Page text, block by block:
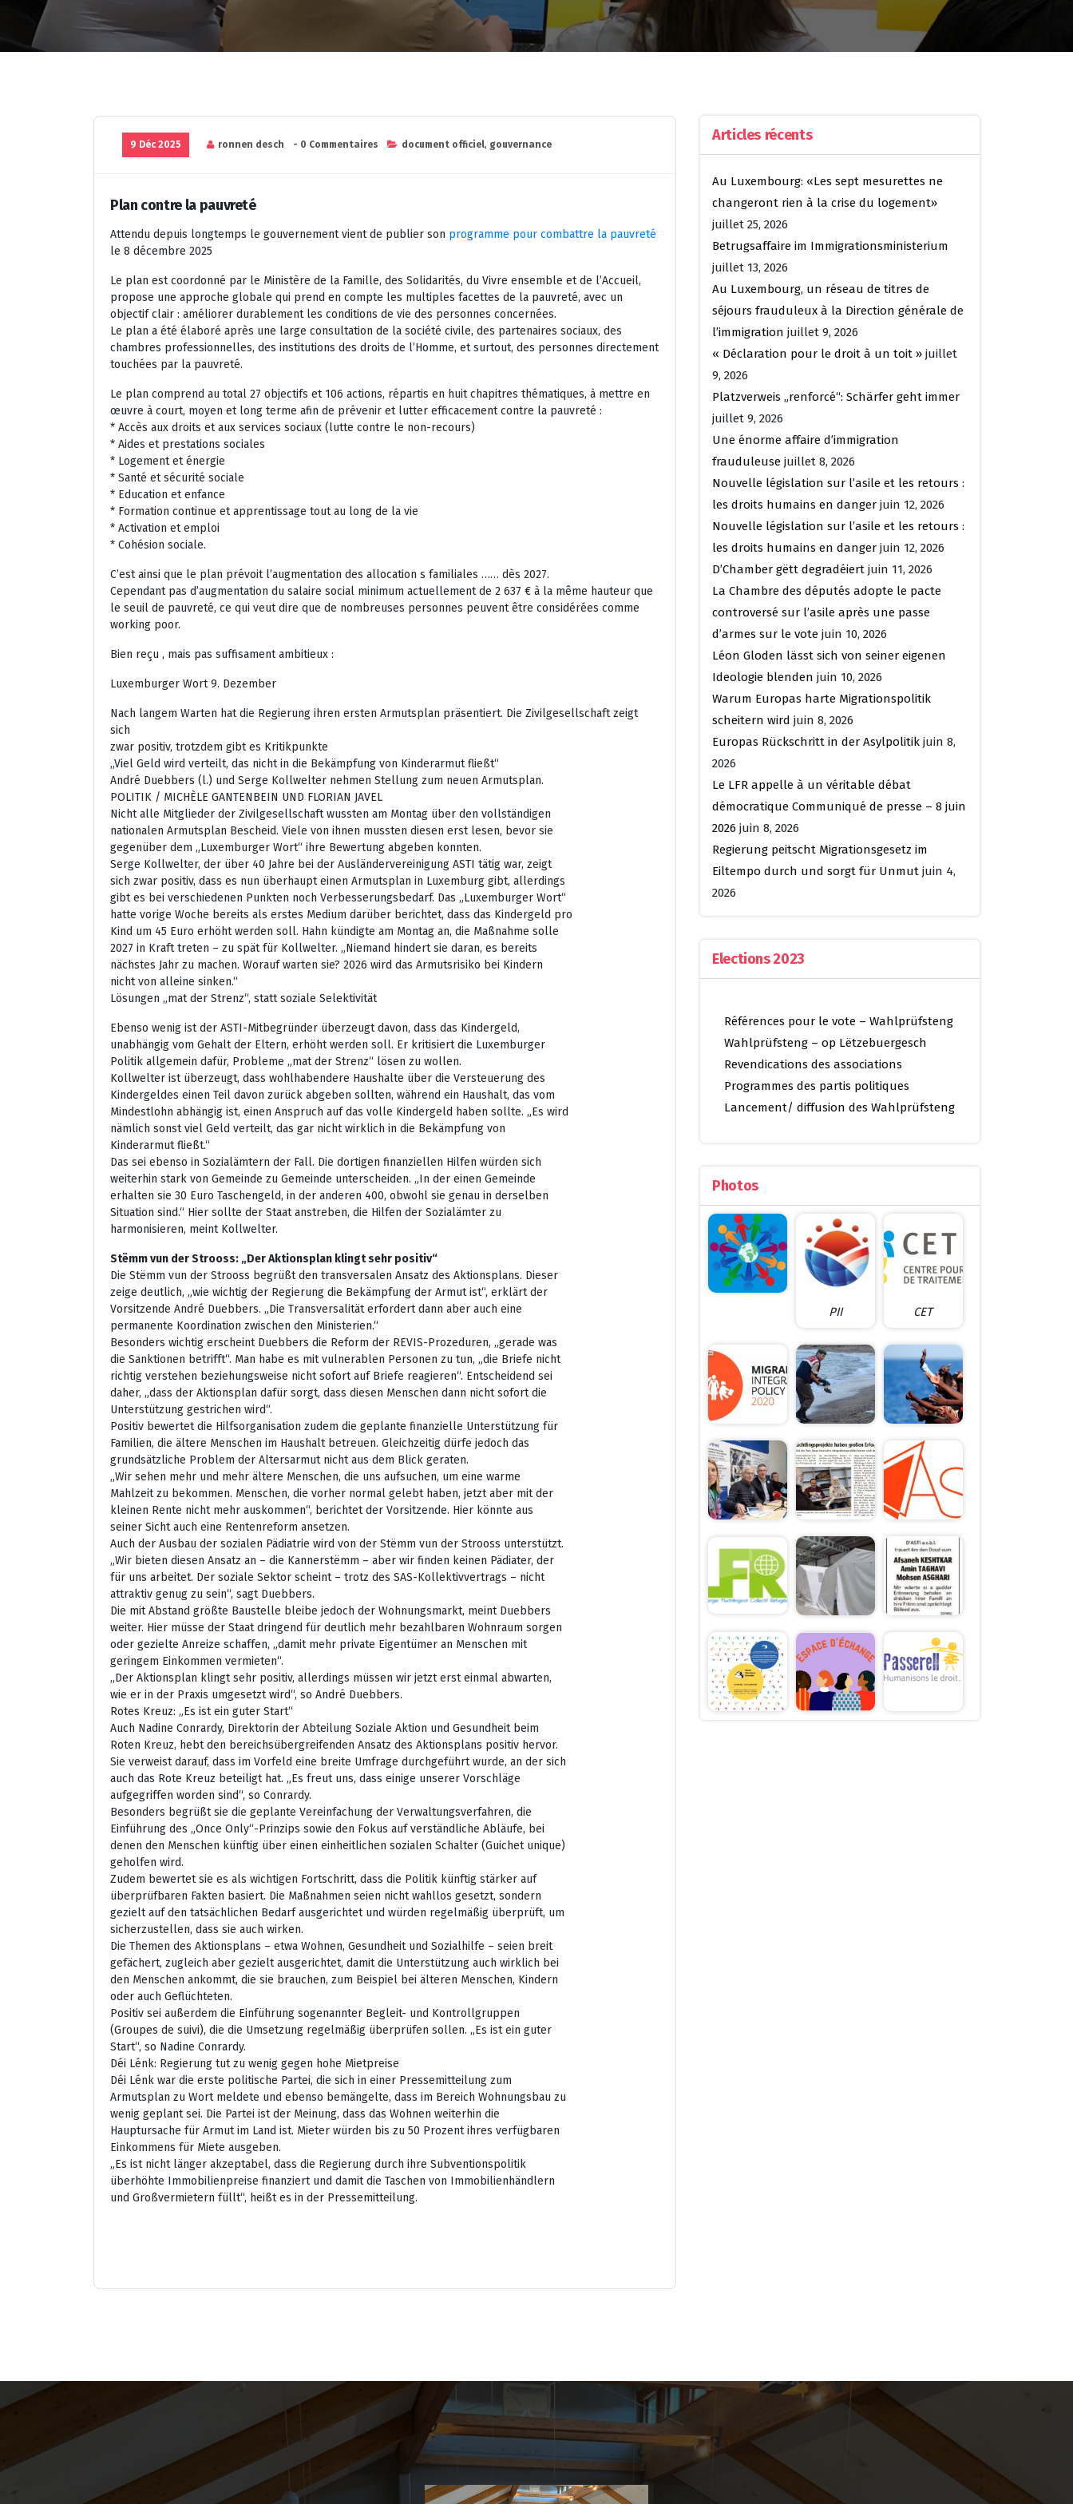
9 Déc 2025 ronnen desch - 0 Commentaires document officiel, gouvernance
Plan contre la pauvreté
Attendu depuis longtemps le gouvernement vient de publier son programme pour combattre la pauvreté
le 8 décembre 2025
Le plan est coordonné par le Ministère de la Famille, des Solidarités, du Vivre ensemble et de l’Accueil,
propose une approche globale qui prend en compte les multiples facettes de la pauvreté, avec un
objectif clair : améliorer durablement les conditions de vie des personnes concernées.
Le plan a été élaboré après une large consultation de la société civile, des partenaires sociaux, des
chambres professionnelles, des institutions des droits de l’Homme, et surtout, des personnes directement
touchées par la pauvreté.
Le plan comprend au total 27 objectifs et 106 actions, répartis en huit chapitres thématiques, à mettre en
œuvre à court, moyen et long terme afin de prévenir et lutter efficacement contre la pauvreté :
* Accès aux droits et aux services sociaux (lutte contre le non-recours)
* Aides et prestations sociales
* Logement et énergie
* Santé et sécurité sociale
* Education et enfance
* Formation continue et apprentissage tout au long de la vie
* Activation et emploi
* Cohésion sociale.
C’est ainsi que le plan prévoit l’augmentation des allocation s familiales …… dès 2027.
Cependant pas d’augmentation du salaire social minimum actuellement de 2 637 € à la même hauteur que
le seuil de pauvreté, ce qui veut dire que de nombreuses personnes peuvent être considérées comme
working poor.
Bien reçu , mais pas suffisament ambitieux :
Luxemburger Wort 9. Dezember
Nach langem Warten hat die Regierung ihren ersten Armutsplan präsentiert. Die Zivilgesellschaft zeigt
sich
zwar positiv, trotzdem gibt es Kritikpunkte
„Viel Geld wird verteilt, das nicht in die Bekämpfung von Kinderarmut fließt“
André Duebbers (l.) und Serge Kollwelter nehmen Stellung zum neuen Armutsplan.
POLITIK / MICHÈLE GANTENBEIN UND FLORIAN JAVEL
Nicht alle Mitglieder der Zivilgesellschaft wussten am Montag über den vollständigen
nationalen Armutsplan Bescheid. Viele von ihnen mussten diesen erst lesen, bevor sie
gegenüber dem „Luxemburger Wort“ ihre Bewertung abgeben konnten.
Serge Kollwelter, der über 40 Jahre bei der Ausländervereinigung ASTI tätig war, zeigt
sich zwar positiv, dass es nun überhaupt einen Armutsplan in Luxemburg gibt, allerdings
gibt es bei verschiedenen Punkten noch Verbesserungsbedarf. Das „Luxemburger Wort“
hatte vorige Woche bereits als erstes Medium darüber berichtet, dass das Kindergeld pro
Kind um 45 Euro erhöht werden soll. Hahn kündigte am Montag an, die Maßnahme solle
2027 in Kraft treten – zu spät für Kollwelter. „Niemand hindert sie daran, es bereits
nächstes Jahr zu machen. Worauf warten sie? 2026 wird das Armutsrisiko bei Kindern
nicht von alleine sinken.“
Lösungen „mat der Strenz“, statt soziale Selektivität
Ebenso wenig ist der ASTI-Mitbegründer überzeugt davon, dass das Kindergeld,
unabhängig vom Gehalt der Eltern, erhöht werden soll. Er kritisiert die Luxemburger
Politik allgemein dafür, Probleme „mat der Strenz“ lösen zu wollen.
Kollwelter ist überzeugt, dass wohlhabendere Haushalte über die Versteuerung des
Kindergeldes einen Teil davon zurück abgeben sollten, während ein Haushalt, das vom
Mindestlohn abhängig ist, einen Anspruch auf das volle Kindergeld haben sollte. „Es wird
nämlich sonst viel Geld verteilt, das gar nicht wirklich in die Bekämpfung von
Kinderarmut fließt.“
Das sei ebenso in Sozialämtern der Fall. Die dortigen finanziellen Hilfen würden sich
weiterhin stark von Gemeinde zu Gemeinde unterscheiden. „In der einen Gemeinde
erhalten sie 30 Euro Taschengeld, in der anderen 400, obwohl sie genau in derselben
Situation sind.“ Hier sollte der Staat anstreben, die Hilfen der Sozialämter zu
harmonisieren, meint Kollwelter.
Stëmm vun der Strooss: „Der Aktionsplan klingt sehr positiv“
Die Stëmm vun der Strooss begrüßt den transversalen Ansatz des Aktionsplans. Dieser
zeige deutlich, „wie wichtig der Regierung die Bekämpfung der Armut ist“, erklärt der
Vorsitzende André Duebbers. „Die Transversalität erfordert dann aber auch eine
permanente Koordination zwischen den Ministerien.“
Besonders wichtig erscheint Duebbers die Reform der REVIS-Prozeduren, „gerade was
die Sanktionen betrifft“. Man habe es mit vulnerablen Personen zu tun, „die Briefe nicht
richtig verstehen beziehungsweise nicht sofort auf Briefe reagieren“. Entscheidend sei
daher, „dass der Aktionsplan dafür sorgt, dass diesen Menschen dann nicht sofort die
Unterstützung gestrichen wird“.
Positiv bewertet die Hilfsorganisation zudem die geplante finanzielle Unterstützung für
Familien, die ältere Menschen im Haushalt betreuen. Gleichzeitig dürfe jedoch das
grundsätzliche Problem der Altersarmut nicht aus dem Blick geraten.
„Wir sehen mehr und mehr ältere Menschen, die uns aufsuchen, um eine warme
Mahlzeit zu bekommen. Menschen, die vorher normal gelebt haben, jetzt aber mit der
kleinen Rente nicht mehr auskommen“, berichtet der Vorsitzende. Hier könnte aus
seiner Sicht auch eine Rentenreform ansetzen.
Auch der Ausbau der sozialen Pädiatrie wird von der Stëmm vun der Strooss unterstützt.
„Wir bieten diesen Ansatz an – die Kannerstëmm – aber wir finden keinen Pädiater, der
für uns arbeitet. Der soziale Sektor scheint – trotz des SAS-Kollektivvertrags – nicht
attraktiv genug zu sein“, sagt Duebbers.
Die mit Abstand größte Baustelle bleibe jedoch der Wohnungsmarkt, meint Duebbers
weiter. Hier müsse der Staat dringend für deutlich mehr bezahlbaren Wohnraum sorgen
oder gezielte Anreize schaffen, „damit mehr private Eigentümer an Menschen mit
geringem Einkommen vermieten“.
„Der Aktionsplan klingt sehr positiv, allerdings müssen wir jetzt erst einmal abwarten,
wie er in der Praxis umgesetzt wird“, so André Duebbers.
Rotes Kreuz: „Es ist ein guter Start“
Auch Nadine Conrardy, Direktorin der Abteilung Soziale Aktion und Gesundheit beim
Roten Kreuz, hebt den bereichsübergreifenden Ansatz des Aktionsplans positiv hervor.
Sie verweist darauf, dass im Vorfeld eine breite Umfrage durchgeführt wurde, an der sich
auch das Rote Kreuz beteiligt hat. „Es freut uns, dass einige unserer Vorschläge
aufgegriffen worden sind“, so Conrardy.
Besonders begrüßt sie die geplante Vereinfachung der Verwaltungsverfahren, die
Einführung des „Once Only“-Prinzips sowie den Fokus auf verständliche Abläufe, bei
denen den Menschen künftig über einen einheitlichen sozialen Schalter (Guichet unique)
geholfen wird.
Zudem bewertet sie es als wichtigen Fortschritt, dass die Politik künftig stärker auf
überprüfbaren Fakten basiert. Die Maßnahmen seien nicht wahllos gesetzt, sondern
gezielt auf den tatsächlichen Bedarf ausgerichtet und würden regelmäßig überprüft, um
sicherzustellen, dass sie auch wirken.
Die Themen des Aktionsplans – etwa Wohnen, Gesundheit und Sozialhilfe – seien breit
gefächert, zugleich aber gezielt ausgerichtet, damit die Unterstützung auch wirklich bei
den Menschen ankommt, die sie brauchen, zum Beispiel bei älteren Menschen, Kindern
oder auch Geflüchteten.
Positiv sei außerdem die Einführung sogenannter Begleit- und Kontrollgruppen
(Groupes de suivi), die die Umsetzung regelmäßig überprüfen sollen. „Es ist ein guter
Start“, so Nadine Conrardy.
Déi Lénk: Regierung tut zu wenig gegen hohe Mietpreise
Déi Lénk war die erste politische Partei, die sich in einer Pressemitteilung zum
Armutsplan zu Wort meldete und ebenso bemängelte, dass im Bereich Wohnungsbau zu
wenig geplant sei. Die Partei ist der Meinung, dass das Wohnen weiterhin die
Hauptursache für Armut im Land ist. Mieter würden bis zu 50 Prozent ihres verfügbaren
Einkommens für Miete ausgeben.
„Es ist nicht länger akzeptabel, dass die Regierung durch ihre Subventionspolitik
überhöhte Immobilienpreise finanziert und damit die Taschen von Immobilienhändlern
und Großvermietern füllt“, heißt es in der Pressemitteilung.
Articles récents
Au Luxembourg: «Les sept mesurettes ne
changeront rien à la crise du logement»
juillet 25, 2026
Betrugsaffaire im Immigrationsministerium
juillet 13, 2026
Au Luxembourg, un réseau de titres de
séjours frauduleux à la Direction générale de
l’immigration juillet 9, 2026
« Déclaration pour le droit à un toit » juillet
9, 2026
Platzverweis „renforcé“: Schärfer geht immer
juillet 9, 2026
Une énorme affaire d’immigration
frauduleuse juillet 8, 2026
Nouvelle législation sur l’asile et les retours :
les droits humains en danger juin 12, 2026
Nouvelle législation sur l’asile et les retours :
les droits humains en danger juin 12, 2026
D’Chamber gëtt degradéiert juin 11, 2026
La Chambre des députés adopte le pacte
controversé sur l’asile après une passe
d’armes sur le vote juin 10, 2026
Léon Gloden lässt sich von seiner eigenen
Ideologie blenden juin 10, 2026
Warum Europas harte Migrationspolitik
scheitern wird juin 8, 2026
Europas Rückschritt in der Asylpolitik juin 8,
2026
Le LFR appelle à un véritable débat
démocratique Communiqué de presse – 8 juin
2026 juin 8, 2026
Regierung peitscht Migrationsgesetz im
Eiltempo durch und sorgt für Unmut juin 4,
2026
Elections 2023
Références pour le vote – Wahlprüfsteng
Wahlprüfsteng – op Lëtzebuergesch
Revendications des associations
Programmes des partis politiques
Lancement/ diffusion des Wahlprüfsteng
Photos
PII CET